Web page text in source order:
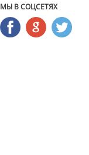
МЫ В СОЦСЕТЯХ